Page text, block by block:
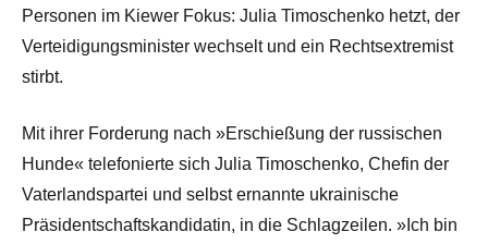
Personen im Kiewer Fokus: Julia Timoschenko hetzt, der
Verteidigungsminister wechselt und ein Rechtsextremist
stirbt.
Mit ihrer Forderung nach »Erschießung der russischen
Hunde« telefonierte sich Julia Timoschenko, Chefin der
Vaterlandspartei und selbst ernannte ukrainische
Präsidentschaftskandidatin, in die Schlagzeilen. »Ich bin